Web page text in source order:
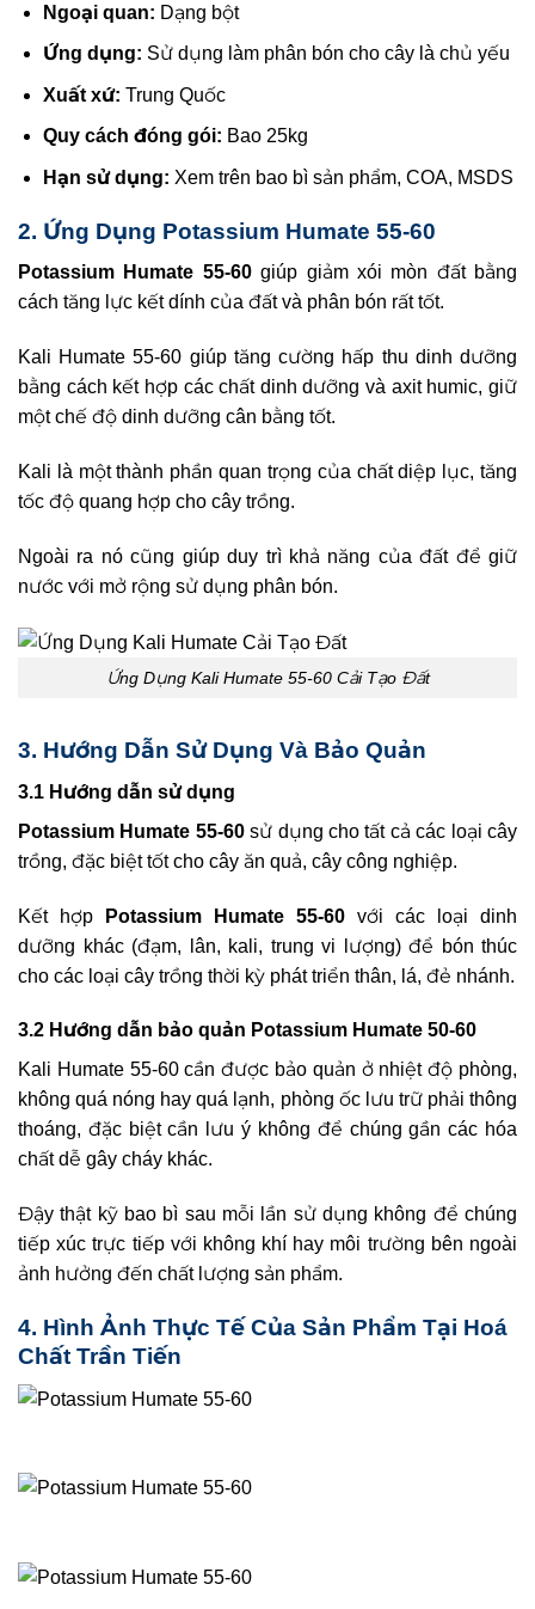
Ngoại quan: Dạng bột
Ứng dụng: Sử dụng làm phân bón cho cây là chủ yếu
Xuất xứ: Trung Quốc
Quy cách đóng gói: Bao 25kg
Hạn sử dụng: Xem trên bao bì sản phẩm, COA, MSDS
2. Ứng Dụng Potassium Humate 55-60
Potassium Humate 55-60giúp giảm xói mòn đất bằng
cách tăng lực kết dính của đất và phân bón rất tốt.
Kali Humate 55-60 giúp tăng cường hấp thu dinh dưỡng
bằng cách kết hợp các chất dinh dưỡng và axit humic, giữ
một chế độ dinh dưỡng cân bằng tốt.
Kali là một thành phần quan trọng của chất diệp lục, tăng
tốc độ quang hợp cho cây trồng.
Ngoài ra nó cũng giúp duy trì khả năng của đất để giữ
nước với mở rộng sử dụng phân bón.
Ứng Dụng Kali Humate 55-60 Cải Tạo Đất
3. Hướng Dẫn Sử Dụng Và Bảo Quản
3.1 Hướng dẫn sử dụng
Potassium Humate 55-60sử dụng cho tất cả các loại cây
trồng, đặc biệt tốt cho cây ăn quả, cây công nghiệp.
Kết hợp Potassium Humate 55-60 với các loại dinh
dưỡng khác (đạm, lân, kali, trung vi lượng) để bón thúc
cho các loại cây trồng thời kỳ phát triển thân, lá, đẻ nhánh.
3.2 Hướng dẫn bảo quản Potassium Humate 50-60
Kali Humate 55-60 cần được bảo quản ở nhiệt độ phòng,
không quá nóng hay quá lạnh, phòng ốc lưu trữ phải thông
thoáng, đặc biệt cần lưu ý không để chúng gần các hóa
chất dễ gây cháy khác.
Đậy thật kỹ bao bì sau mỗi lần sử dụng không để chúng
tiếp xúc trực tiếp với không khí hay môi trường bên ngoài
ảnh hưởng đến chất lượng sản phẩm.
4. Hình Ảnh Thực Tế Của Sản Phẩm Tại Hoá
Chất Trần Tiến